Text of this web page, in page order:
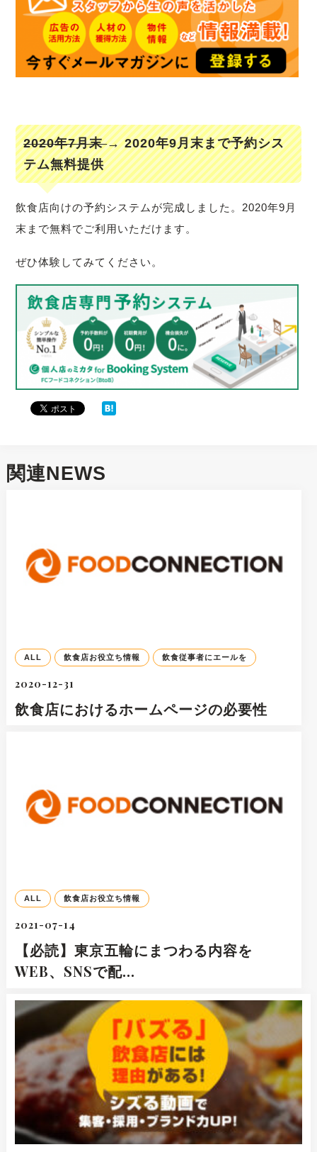
2020年7月末→ 2020年9月末まで予約シス
テム無料提供
飲食店向けの予約システムが完成しました。2020年9月
末まで無料でご利用いただけます。
ぜひ体験してみてください。
関連NEWS
ALL 飲食店お役立ち情報 飲食従事者にエールを
2020-12-31
飲食店におけるホームページの必要性
ALL 飲食店お役立ち情報
2021-07-14
【必読】東京五輪にまつわる内容を
WEB、SNSで配…